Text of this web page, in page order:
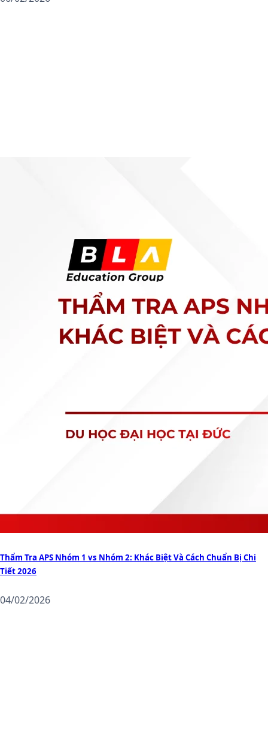
Thẩm Tra APS Nhóm 1 vs Nhóm 2: Khác Biệt Và Cách Chuẩn Bị Chi
Tiết 2026
04/02/2026